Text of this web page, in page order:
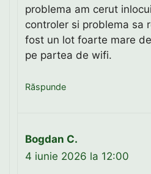
problema am cerut
controler si problema sa
fost un lot foarte mare
pe partea de wifi.
Răspunde
Bogdan C.
4 iunie 2026 la 12:00